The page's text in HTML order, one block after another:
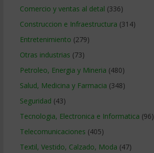
Comercio y ventas al detal (336)
Construccion e Infraestructura (314)
Entretenimiento (279)
Otras industrias (73)
Petroleo, Energia y Mineria (480)
Salud, Medicina y Farmacia (348)
Seguridad (43)
Tecnologia, Electronica e Informatica (96)
Telecomunicaciones (405)
Textil, Vestido, Calzado, Moda (47)